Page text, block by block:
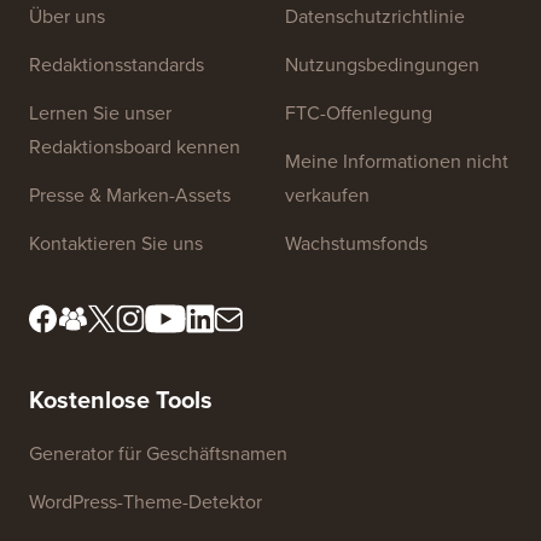
Über uns
Redaktionsstandards
Lernen Sie unser
Redaktionsboard kennen
Presse & Marken-Assets
Kontaktieren Sie uns
Datenschutzrichtlinie
Nutzungsbedingungen
FTC-Offenlegung
Meine Informationen nicht
verkaufen
Wachstumsfonds
Kostenlose Tools
Generator für Geschäftsnamen
WordPress-Theme-Detektor